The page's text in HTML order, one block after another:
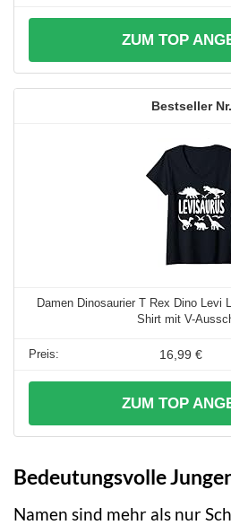
ZUM TOP
Damen Dinosaurier T Rex Dino Levi
Shirt mit V-
16,99 €
ZUM TOP
Bedeutungsvolle
Namen sind mehr als nur